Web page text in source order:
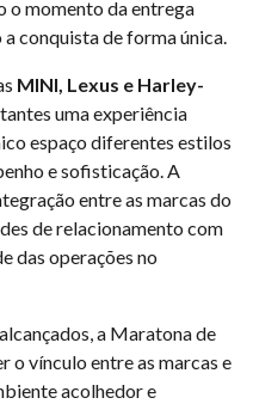
o momento da entrega
conquista de forma única.
MINI, Lexus e Harley-
uma experiência
espaço diferentes estilos
e sofisticação. A
entre as marcas do
de relacionamento com
das operações no
a Maratona de
o vínculo entre as marcas e
acolhedor e